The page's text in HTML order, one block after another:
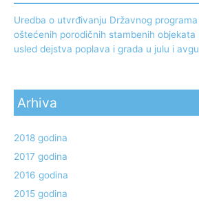
Uredba o utvrđivanju Državnog
oštećenih porodičnih stambenih objekata
usled dejstva poplava i grada u julu i
Arhiva
2018 godina
2017 godina
2016 godina
2015 godina